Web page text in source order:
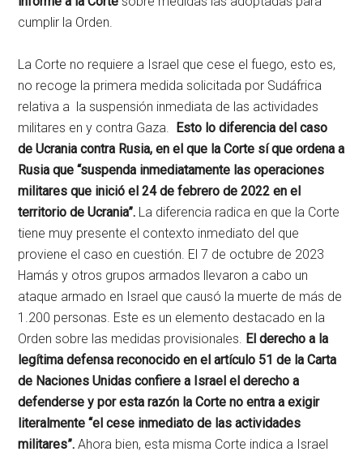
cumplir la Orden.
La Corte no requiere a Israel que cese el fuego, esto es,
no recoge la primera medida solicitada por Sudáfrica
relativa a la suspensión inmediata de las actividades
militares en y contra Gaza.
Esto lo diferencia del caso
de Ucrania contra Rusia, en el que la Corte sí que ordena a
Rusia que “suspenda inmediatamente las operaciones
militares que inició el 24 de febrero de 2022 en el
territorio de Ucrania”. La diferencia radica en que la Corte
tiene muy presente el contexto inmediato del que
proviene el caso en cuestión. El 7 de octubre de 2023
Hamás y otros grupos armados llevaron a cabo un
ataque armado en Israel que causó la muerte de más de
1.200 personas. Este es un elemento destacado en la
Orden sobre las medidas provisionales. El derecho a la
legítima defensa reconocido en el artículo 51 de la Carta
de Naciones Unidas confiere a Israel el derecho a
defenderse y por esta razón la Corte no entra a exigir
literalmente “el cese inmediato de las actividades
militares”. Ahora bien, esta misma Corte indica a Israel